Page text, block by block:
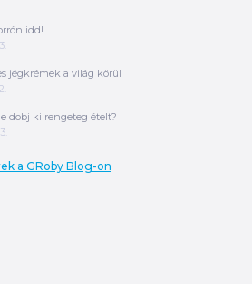
idd!
jégkrémek a világ körül
dobj ki rengeteg ételt?
a GRoby Blog-on